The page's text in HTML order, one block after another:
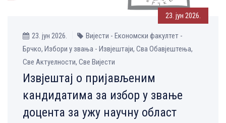
23. јун 2026.
23. јун 2026.
Вијести - Економски факултет -
Брчко, Избори у звања - Извјештаји, Сва Обавјештења,
Све Aктуелности, Све Вијести
Извјештај о пријављеним
кандидатима за избор у звање
доцента за ужу научну област